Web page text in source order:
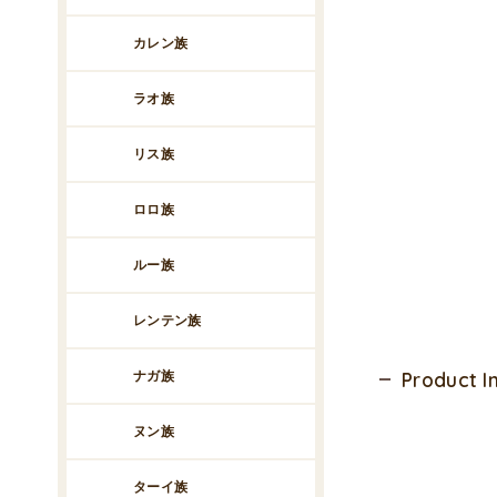
Product
カレン族
ラオ族
リス族
ロロ族
ルー族
レンテン族
ナガ族
ヌン族
ターイ族